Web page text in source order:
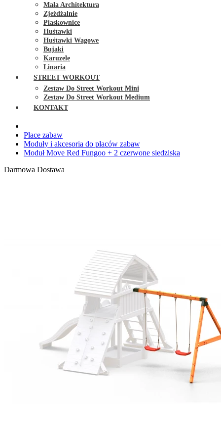
Mała Architektura
Zjeżdżalnie
Piaskownice
Huśtawki
Huśtawki Wagowe
Bujaki
Karuzele
Linaria
STREET WORKOUT
Zestaw Do Street Workout Mini
Zestaw Do Street Workout Medium
KONTAKT
Place zabaw
Moduły i akcesoria do placów zabaw
Moduł Move Red Fungoo + 2 czerwone siedziska
Darmowa Dostawa